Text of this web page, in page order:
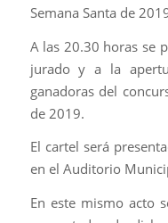
Semana Santa de
A las 20.30 horas se
jurado y a la
ganadoras del
de 2019.
El cartel será
en el Auditorio
En este mismo acto